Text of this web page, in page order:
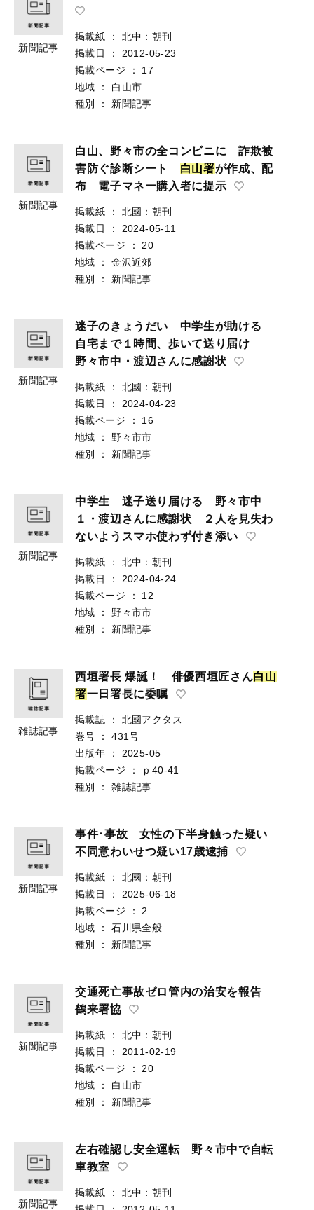
新聞記事
掲載紙 ：
北中：朝刊
掲載日
：
2012-05-23
掲載ページ
：
17
地域
：
白山市
種別
： 新聞記事
新聞記事
白山、野々市の全コンビニに 詐欺被
害防ぐ診断シート 白山署が作成、配
布 電子マネー購入者に提示
掲載紙 ：
北國：朝刊
掲載日
：
2024-05-11
掲載ページ
：
20
地域
：
金沢近郊
種別
： 新聞記事
新聞記事
迷子のきょうだい 中学生が助ける
自宅まで１時間、歩いて送り届け
野々市中・渡辺さんに感謝状
掲載紙 ：
北國：朝刊
掲載日
：
2024-04-23
掲載ページ
：
16
地域
：
野々市市
種別
： 新聞記事
新聞記事
中学生 迷子送り届ける 野々市中
１・渡辺さんに感謝状 ２人を見失わ
ないようスマホ使わず付き添い
掲載紙 ：
北中：朝刊
掲載日
：
2024-04-24
掲載ページ
：
12
地域
：
野々市市
種別
： 新聞記事
雑誌記事
西垣署長 爆誕！ 俳優西垣匠さん白 山
署一日署長に委嘱
掲載誌 ：
北國アクタス
巻号
：
431号
出版年
：
2025-05
掲載ページ
：
ｐ40-41
種別
： 雑誌記事
新聞記事
事件･事故 女性の下半身触った疑い
不同意わいせつ疑い17歳逮捕
掲載紙 ：
北國：朝刊
掲載日
：
2025-06-18
掲載ページ
：
2
地域
：
石川県全般
種別
： 新聞記事
新聞記事
交通死亡事故ゼロ管内の治安を報告
鶴来署協
掲載紙 ：
北中：朝刊
掲載日
：
2011-02-19
掲載ページ
：
20
地域
：
白山市
種別
： 新聞記事
新聞記事
左右確認し安全運転 野々市中で自転
車教室
掲載紙 ：
北中：朝刊